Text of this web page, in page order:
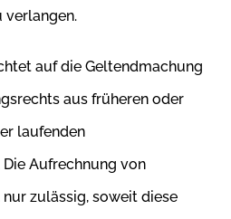
verlangen.
auf die Geltendmachung
aus früheren oder
laufenden
Aufrechnung von
zulässig, soweit diese